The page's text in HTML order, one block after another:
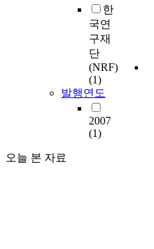
한
국연
구재
단
(NRF)
(1)
발행연도
2007
(1)
오늘 본 자료